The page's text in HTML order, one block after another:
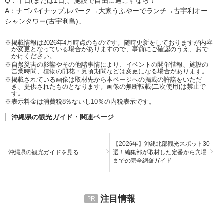
A：ナゴパイナップルパーク→大家うふやーでランチ→古宇利オー
シャンタワー(古宇利島)。
※掲載情報は2026年4月時点のものです。随時更新をしておりますが内容
が変更となっている場合がありますので、事前にご確認のうえ、おで
かけください。
※自然災害の影響やその他諸事情により、イベントの開催情報、施設の
営業時間、植物の開花・見頃期間などは変更になる場合があります。
※掲載されている画像は取材先から本ページへの掲載の許諾をいただ
き、提供されたものとなります。画像の無断転載(二次使用)は禁止で
す。
※表示料金は消費税8％ないし10％の内税表示です。
沖縄県の観光ガイド・関連ページ
沖縄県の観光ガイドを見る
【2026年】沖縄北部観光スポット30
選！編集部が取材した定番から穴場
までの完全網羅ガイド
注目情報